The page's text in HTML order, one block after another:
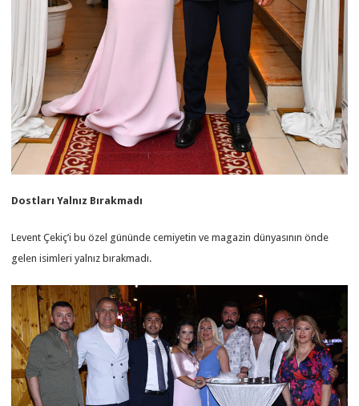
Dostları Yalnız Bırakmadı
Levent Çekiç’i bu özel gününde cemiyetin ve magazin dünyasının önde
gelen isimleri yalnız bırakmadı.